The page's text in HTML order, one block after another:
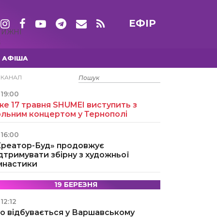
ЕФІР
АФІША
15 ТРАВНЯ
19:00
17 травня SHUMEI виступить з
концертом у Тернополі
16:00
Буд» продовжує
збірну з художньої
19 БЕРЕЗНЯ
12:12
відбувається у Варшавському